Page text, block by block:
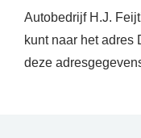
Autobedrijf H.J.
kunt naar het adres
deze